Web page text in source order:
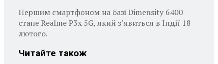
Першим смартфоном на базі Dimensity 6400
стане Realme P3x 5G, який з’явиться в Індії 18
лютого.
Читайте також